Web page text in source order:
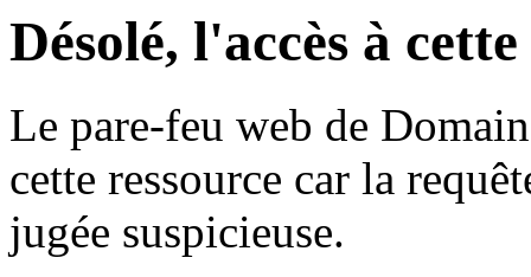
Désolé, l'accès à
Le pare-feu web de
cette ressource car la
jugée suspicieuse.